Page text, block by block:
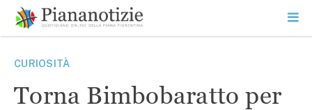
contenuto
Piana Notizie
Le notizie della Piana
SEARCH
CURIOSITÀ
Torna Bimbobaratto per